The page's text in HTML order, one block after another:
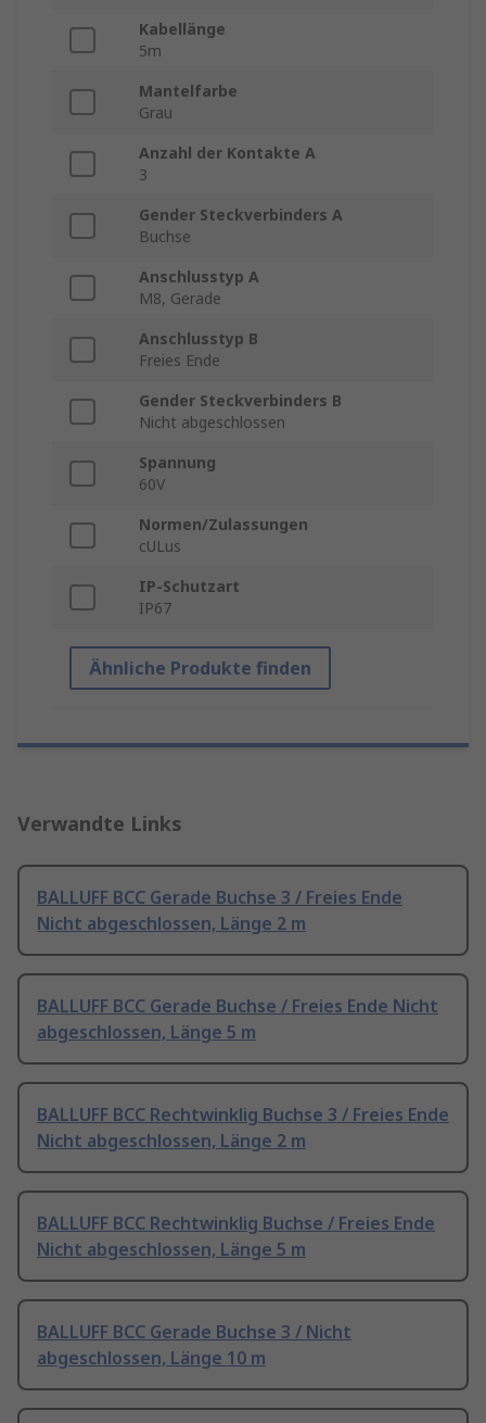
Kabellänge
5m
Mantelfarbe
Grau
Anzahl der Kontakte A
3
Gender Steckverbinders A
Buchse
Anschlusstyp A
M8, Gerade
Anschlusstyp B
Freies Ende
Gender Steckverbinders B
Nicht abgeschlossen
Spannung
60V
Normen/Zulassungen
cULus
IP-Schutzart
IP67
Ähnliche Produkte finden
Verwandte Links
BALLUFF BCC Gerade Buchse 3 / Freies Ende
Nicht abgeschlossen, Länge 2 m
BALLUFF BCC Gerade Buchse / Freies Ende Nicht
abgeschlossen, Länge 5 m
BALLUFF BCC Rechtwinklig Buchse 3 / Freies Ende
Nicht abgeschlossen, Länge 2 m
BALLUFF BCC Rechtwinklig Buchse / Freies Ende
Nicht abgeschlossen, Länge 5 m
BALLUFF BCC Gerade Buchse 3 / Nicht
abgeschlossen, Länge 10 m